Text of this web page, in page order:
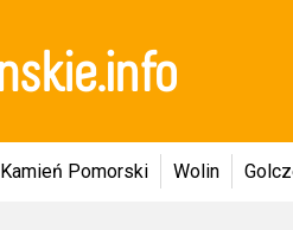
Kamień Pomorski Wolin